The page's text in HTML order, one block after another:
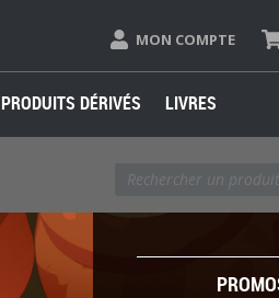
MON COMPTE
PRODUITS DÉRIVÉS LIVRES